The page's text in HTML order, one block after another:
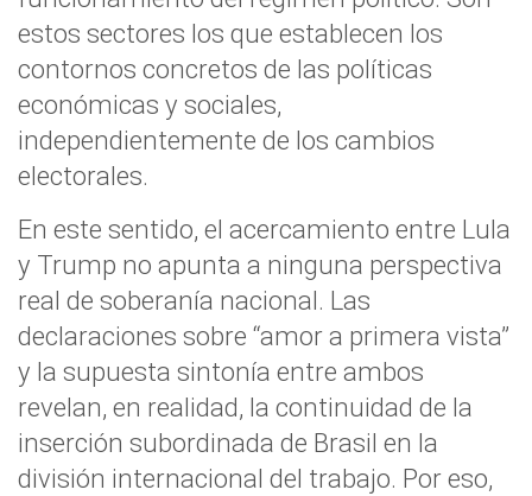
estos sectores los que establecen los
contornos concretos de las políticas
económicas y sociales,
independientemente de los cambios
electorales.
En este sentido, el acercamiento entre Lula
y Trump no apunta a ninguna perspectiva
real de soberanía nacional. Las
declaraciones sobre “amor a primera vista”
y la supuesta sintonía entre ambos
revelan, en realidad, la continuidad de la
inserción subordinada de Brasil en la
división internacional del trabajo. Por eso,